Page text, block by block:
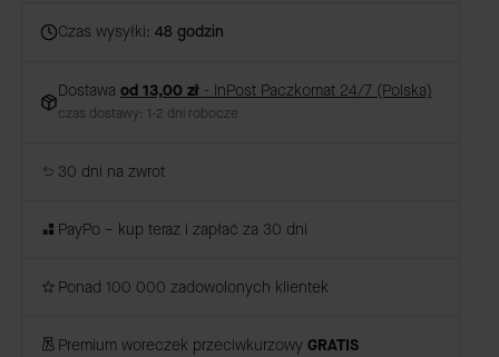
Czas wysyłki: 48 godzin
Dostawa od 13,00 zł - InPost Paczkomat 24/7 (Polska)
czas dostawy: 1-2 dni robocze
30 dni na zwrot
PayPo – kup teraz i zapłać za 30 dni
Ponad 100 000 zadowolonych klientek
Premium woreczek przeciwkurzowy GRATIS